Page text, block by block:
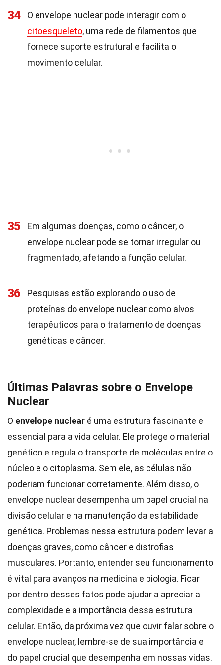
34
O envelope nuclear pode interagir com o
citoesqueleto, uma rede de filamentos que
fornece suporte estrutural e facilita o
movimento celular.
35
Em algumas doenças, como o câncer, o
envelope nuclear pode se tornar irregular ou
fragmentado, afetando a função celular.
36
Pesquisas estão explorando o uso de
proteínas do envelope nuclear como alvos
terapêuticos para o tratamento de doenças
genéticas e câncer.
Últimas Palavras sobre o Envelope
Nuclear
O envelope nuclear é uma estrutura fascinante e
essencial para a vida celular. Ele protege o material
genético e regula o transporte de moléculas entre o
núcleo e o citoplasma. Sem ele, as células não
poderiam funcionar corretamente. Além disso, o
envelope nuclear desempenha um papel crucial na
divisão celular e na manutenção da estabilidade
genética. Problemas nessa estrutura podem levar a
doenças graves, como câncer e distrofias
musculares. Portanto, entender seu funcionamento
é vital para avanços na medicina e biologia. Ficar
por dentro desses fatos pode ajudar a apreciar a
complexidade e a importância dessa estrutura
celular. Então, da próxima vez que ouvir falar sobre o
envelope nuclear, lembre-se de sua importância e
do papel crucial que desempenha em nossas vidas.